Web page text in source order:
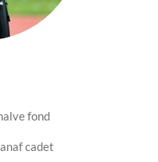
fond
cadet